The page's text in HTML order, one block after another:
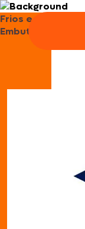
Frios e
Embutidos